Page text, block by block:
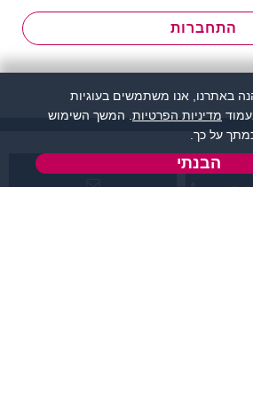
התחברות
באתרנו, אנו משתמשים בעוגיות
מדיניות הפרטיות . המשך השימוש
על כך.
הבנתי